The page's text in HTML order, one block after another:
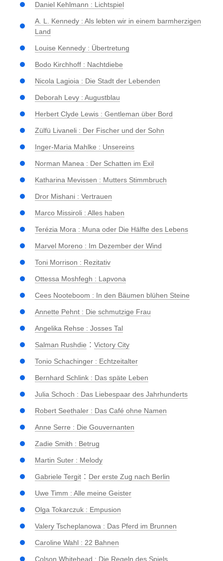
Daniel Kehlmann : Lichtspiel
A. L. Kennedy : Als lebten wir in einem barmherzigen
Land
Louise Kennedy : Übertretung
Bodo Kirchhoff : Nachtdiebe
Nicola Lagioia : Die Stadt der Lebenden
Deborah Levy : Augustblau
Herbert Clyde Lewis : Gentleman über Bord
Zülfü Livaneli : Der Fischer und der Sohn
Inger-Maria Mahlke : Unsereins
Norman Manea : Der Schatten im Exil
Katharina Mevissen : Mutters Stimmbruch
Dror Mishani : Vertrauen
Marco Missiroli : Alles haben
Terézia Mora : Muna oder Die Hälfte des Lebens
Marvel Moreno : Im Dezember der Wind
Toni Morrison : Rezitativ
Ottessa Moshfegh : Lapvona
Cees Nooteboom : In den Bäumen blühen Steine
Annette Pehnt : Die schmutzige Frau
Angelika Rehse : Josses Tal
Salman Rushdie : Victory City
Tonio Schachinger : Echtzeitalter
Bernhard Schlink : Das späte Leben
Julia Schoch : Das Liebespaar des Jahrhunderts
Robert Seethaler : Das Café ohne Namen
Anne Serre : Die Gouvernanten
Zadie Smith : Betrug
Martin Suter : Melody
Gabriele Tergit : Der erste Zug nach Berlin
Uwe Timm : Alle meine Geister
Olga Tokarczuk : Empusion
Valery Tscheplanowa : Das Pferd im Brunnen
Caroline Wahl : 22 Bahnen
Colson Whitehead : Die Regeln des Spiels